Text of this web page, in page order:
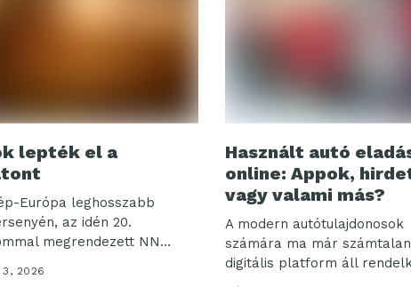
lepték el a
Európa leghosszabb
az idén 20.
megrendezett NN
több...
3, 2026
Használt autó
online: Appok,
vagy valami más?
A modern autótulajdonosok
számára ma már számtalan
digitális platform áll
ha...